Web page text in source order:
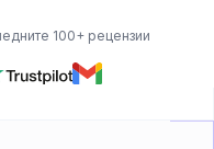
100+ рецензии